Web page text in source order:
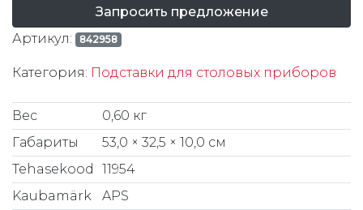
Запросить предложение
Артикул:
842958
Категория: Подставки для столовых приборов
Вес
0,60 кг
Габариты
53,0 × 32,5 × 10,0 см
Tehasekood
11954
Kaubamärk
APS